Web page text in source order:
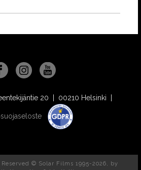
20 | 00210 Helsinki |
© Solar Films 1995-2026, by